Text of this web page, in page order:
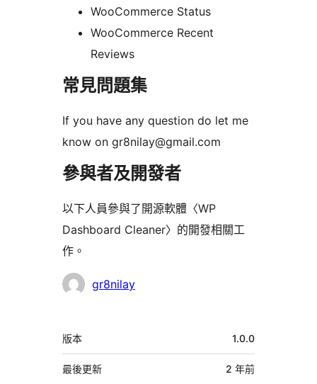
WooCommerce Status
WooCommerce Recent
Reviews
常見問題集
If you have any question do let me
know on gr8nilay@gmail.com
參與者及開發者
以下人員參與了開源軟體〈WP
Dashboard Cleaner〉的開發相關工
作。
參
gr8nilay
中
繼
資
版本 1.0.0
最後更新 2 年前